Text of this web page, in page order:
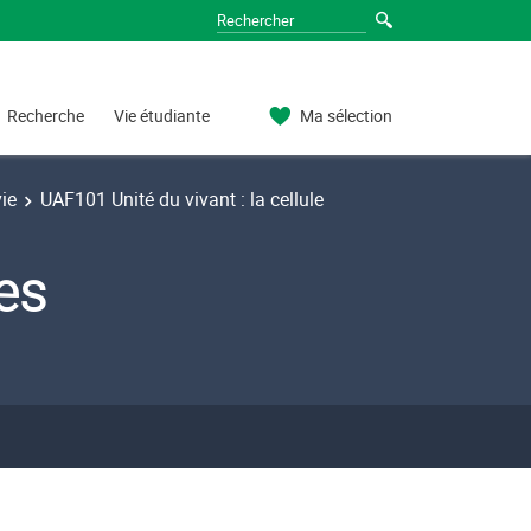
Recherche Vie étudiante Ma sélection
UAF101 Unité du vivant : la cellule